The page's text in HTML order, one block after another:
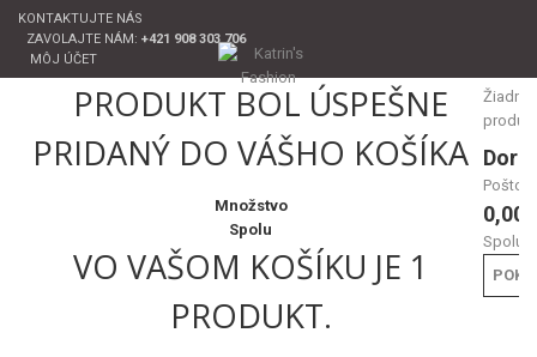
KONTAKTUJTE NÁS
ZAVOLAJTE NÁM: +421 908 303 706
MÔJ ÚČET
Žiadne
0,00
Spolu
PRODUKT BOL ÚSPEŠNE
PRIDANÝ DO VÁŠHO KOŠÍKA
Množstvo
Spolu
VO VAŠOM KOŠÍKU JE 1
PRODUKT.